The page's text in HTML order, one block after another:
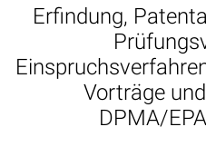
Erfindung,
Vorträge
DPMA/